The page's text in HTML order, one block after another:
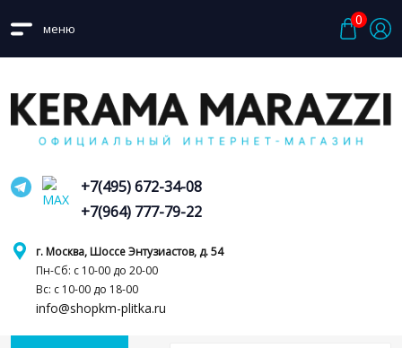
меню
0
г. Москва, Шоссе Энтузиастов, д. 54
Пн-Сб: с 10-00 до 20-00
Вс: с 10-00 до 18-00
info@shopkm-plitka.ru
+7(495) 672-34-08
+7(964) 777-79-22